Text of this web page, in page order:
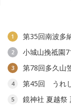
1 第35回南波多
2 小城山挽祗園
3 第78回多久山
4 第45回 うれ
5
鏡神社 夏越祭